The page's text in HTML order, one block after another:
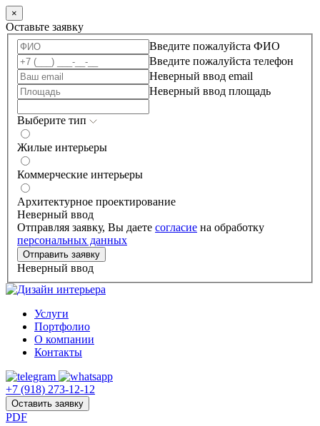
×
Оставьте заявку
Введите пожалуйста ФИО
Введите пожалуйста телефон
Неверный ввод email
Неверный ввод площадь
Выберите тип
Жилые интерьеры
Коммерческие интерьеры
Архитектурное проектирование
Неверный ввод
Отправляя заявку, Вы даете согласие на обработку
персональных данных
Отправить заявку
Неверный ввод
Услуги
Портфолио
О компании
Контакты
+7 (918) 273-12-12
Оставить заявку
PDF